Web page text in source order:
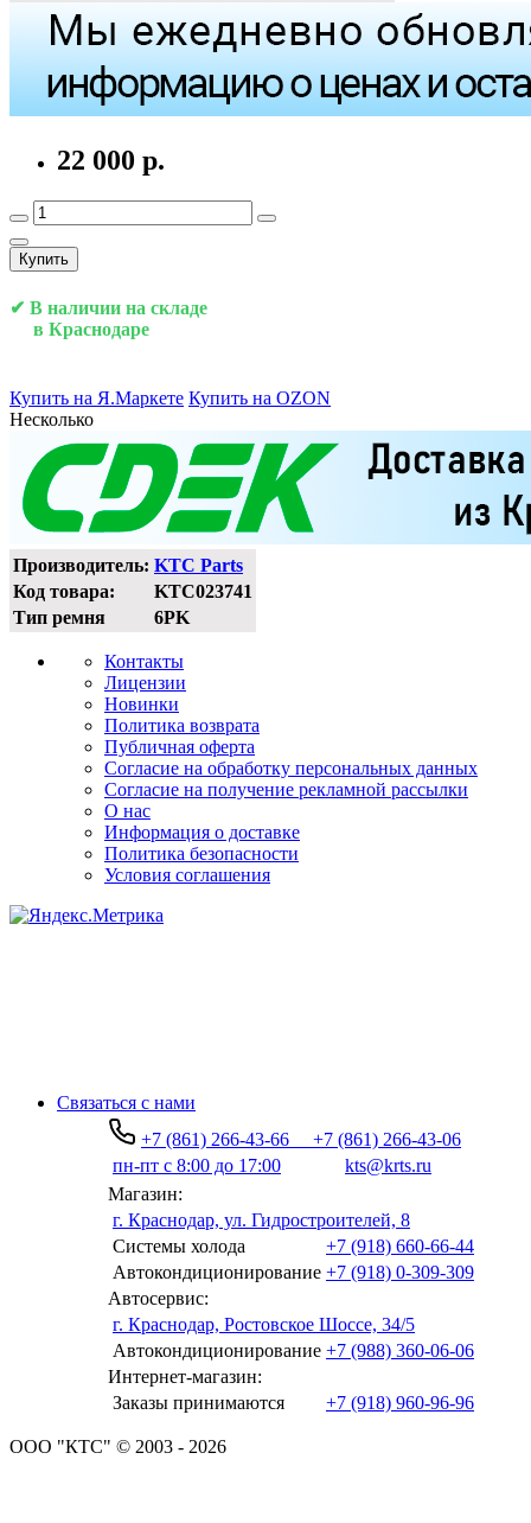
22 000 р.
Купить
✔ В наличии на складе
в Краснодаре
Купить на Я.Маркете Купить на OZON
Несколько
Производитель: KTC Parts
Код товара:
KTC023741
Тип ремня
6PK
Контакты
Лицензии
Новинки
Политика возврата
Публичная оферта
Согласие на обработку персональных данных
Согласие на получение рекламной рассылки
О нас
Информация о доставке
Политика безопасности
Условия соглашения
Связаться с нами
+7 (861) 266-43-66
+7 (861) 266-43-06
пн-пт с 8:00 до 17:00
kts@krts.ru
Магазин:
г. Краснодар, ул. Гидростроителей, 8
Системы холода
+7 (918) 660-66-44
Автокондиционирование +7 (918) 0-309-309
Автосервис:
г. Краснодар, Ростовское Шоссе, 34/5
Автокондиционирование +7 (988) 360-06-06
Интернет-магазин:
Заказы принимаются
+7 (918) 960-96-96
ООО "КТС" © 2003 - 2026